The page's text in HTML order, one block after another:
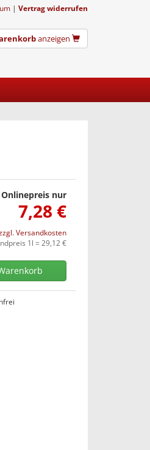
| Vertrag widerrufen
anzeigen
Onlinepreis nur
7,28 €
Versandkosten
1l = 29,12 €